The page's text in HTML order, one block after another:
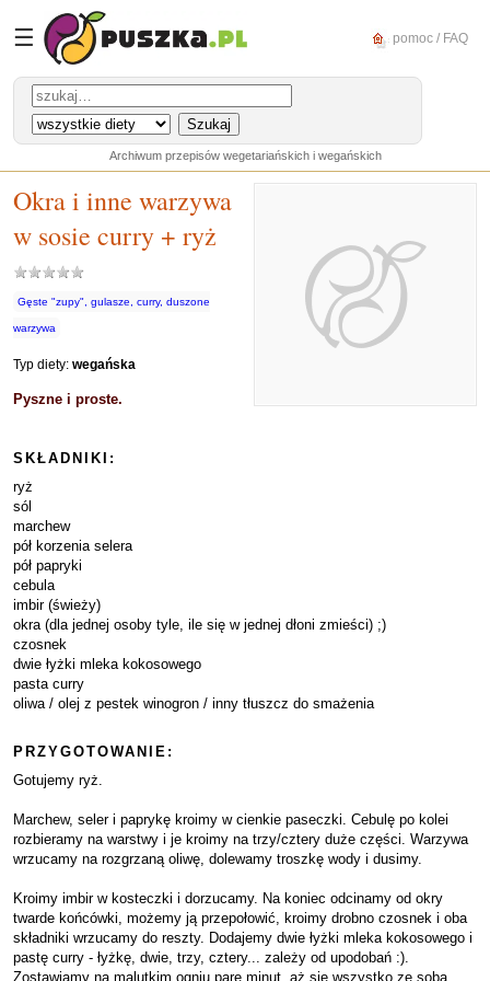
☰ pomoc / FAQ
Archiwum przepisów wegetariańskich i wegańskich
Okra i inne warzywa
w sosie curry + ryż
Gęste "zupy", gulasze, curry, duszone
warzywa
Typ diety: wegańska
Pyszne i proste.
SKŁADNIKI:
ryż
sól
marchew
pół korzenia selera
pół papryki
cebula
imbir (świeży)
okra (dla jednej osoby tyle, ile się w jednej dłoni zmieści) ;)
czosnek
dwie łyżki mleka kokosowego
pasta curry
oliwa / olej z pestek winogron / inny tłuszcz do smażenia
PRZYGOTOWANIE:
Gotujemy ryż.
Marchew, seler i paprykę kroimy w cienkie paseczki. Cebulę po kolei
rozbieramy na warstwy i je kroimy na trzy/cztery duże części. Warzywa
wrzucamy na rozgrzaną oliwę, dolewamy troszkę wody i dusimy.
Kroimy imbir w kosteczki i dorzucamy. Na koniec odcinamy od okry
twarde końcówki, możemy ją przepołowić, kroimy drobno czosnek i oba
składniki wrzucamy do reszty. Dodajemy dwie łyżki mleka kokosowego i
pastę curry - łyżkę, dwie, trzy, cztery... zależy od upodobań :).
Zostawiamy na malutkim ogniu parę minut, aż się wszystko ze sobą